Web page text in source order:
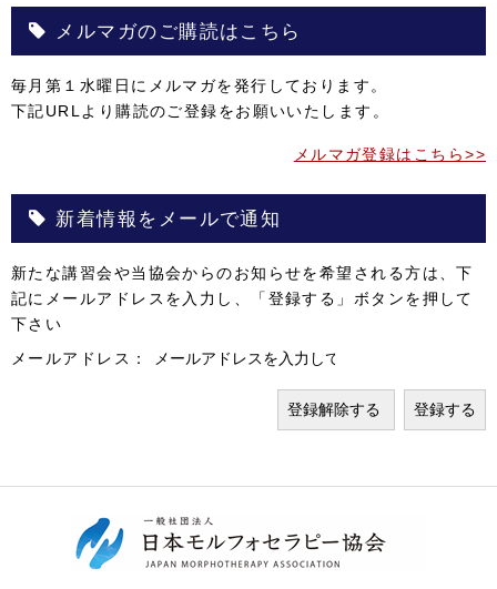
メルマガのご購読はこちら
毎月第１水曜日にメルマガを発行しております。
下記URLより購読のご登録をお願いいたします。
メルマガ登録はこちら>>
新着情報をメールで通知
新たな講習会や当協会からのお知らせを希望される方は、下
記にメールアドレスを入力し、「登録する」ボタンを押して
下さい
メールアドレス：